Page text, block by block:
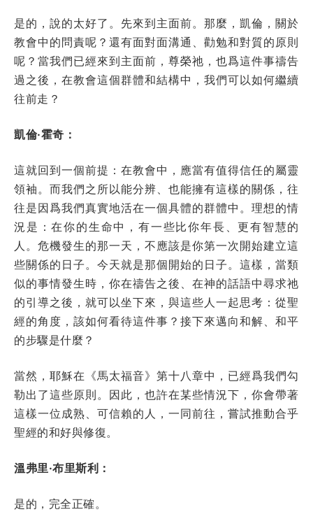
是的，說的太好了。先來到主面前。那麼，凱倫，關於
教會中的問責呢？還有面對面溝通、勸勉和對質的原則
呢？當我們已經來到主面前，尊榮祂，也爲這件事禱告
過之後，在教會這個群體和結構中，我們可以如何繼續
往前走？
凱倫·霍奇：
這就回到一個前提：在教會中，應當有值得信任的屬靈
領袖。而我們之所以能分辨、也能擁有這樣的關係，往
往是因爲我們真實地活在一個具體的群體中。理想的情
況是：在你的生命中，有一些比你年長、更有智慧的
人。危機發生的那一天，不應該是你第一次開始建立這
些關係的日子。今天就是那個開始的日子。這樣，當類
似的事情發生時，你在禱告之後、在神的話語中尋求祂
的引導之後，就可以坐下來，與這些人一起思考：從聖
經的角度，該如何看待這件事？接下來邁向和解、和平
的步驟是什麼？
當然，耶穌在《馬太福音》第十八章中，已經爲我們勾
勒出了這些原則。因此，也許在某些情況下，你會帶著
這樣一位成熟、可信賴的人，一同前往，嘗試推動合乎
聖經的和好與修復。
溫弗里·布里斯利：
是的，完全正確。